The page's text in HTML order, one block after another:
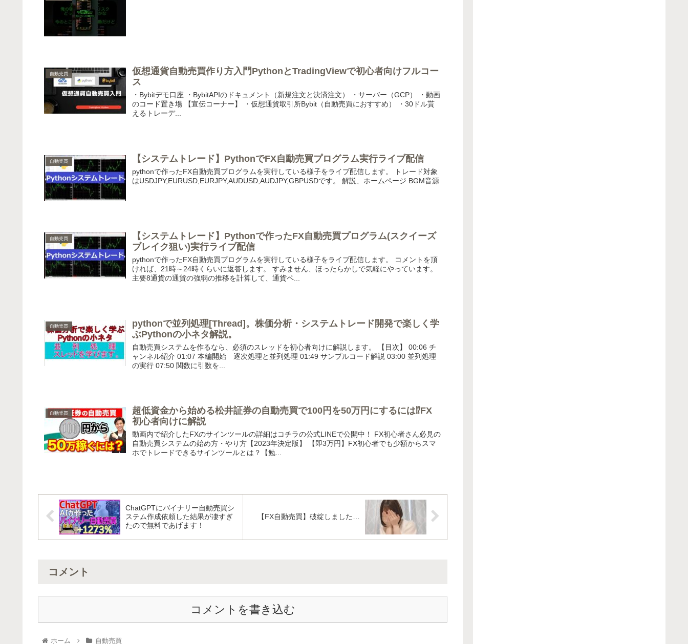
自動売買
仮想通貨自動売買作り方入門PythonとTradingViewで初心者向けフルコー
ス
・Bybitデモ口座 ・BybitAPIのドキュメント（新規注文と決済注文） ・サーバー（GCP） ・動画
のコード置き場 【宣伝コーナー】 ・仮想通貨取引所Bybit（自動売買におすすめ） ・30ドル貰
えるトレーデ...
自動売買 【システムトレード】PythonでFX自動売買プログラム実行ライブ配信
pythonで作ったFX自動売買プログラムを実行している様子をライブ配信します。 トレード対象
はUSDJPY,EURUSD,EURJPY,AUDUSD,AUDJPY,GBPUSDです。 解説、ホームページ BGM音源
自動売買
【システムトレード】Pythonで作ったFX自動売買プログラム(スクイーズ
ブレイク狙い)実行ライブ配信
pythonで作ったFX自動売買プログラムを実行している様子をライブ配信します。 コメントを頂
ければ、21時～24時くらいに返答します。 すみません、ほったらかしで気軽にやっています。
主要8通貨の通貨の強弱の推移を計算して、通貨ペ...
自動売買
pythonで並列処理[Thread]。株価分析・システムトレード開発で楽しく学
ぶPythonの小ネタ解説。
自動売買システムを作るなら、必須のスレッドを初心者向けに解説します。 【目次】 00:06 チ
ャンネル紹介 01:07 本編開始 逐次処理と並列処理 01:49 サンプルコード解説 03:00 並列処理
の実行 07:50 関数に引数を...
自動売買
超低資金から始める松井証券の自動売買で100円を50万円にするには⁉FX
初心者向けに解説
動画内で紹介したFXのサインツールの詳細はコチラの公式LINEで公開中！ FX初心者さん必見の
自動売買システムの始め方・やり方【2023年決定版】 【即3万円】FX初心者でも少額からスマ
ホでトレードできるサインツールとは？【勉...
ChatGPTにバイナリー自動売買シ
ステム作成依頼した結果が凄すぎ
たので無料であげます！
【FX自動売買】破綻しました…
コメント
コメントを書き込む
ホーム 自動売買